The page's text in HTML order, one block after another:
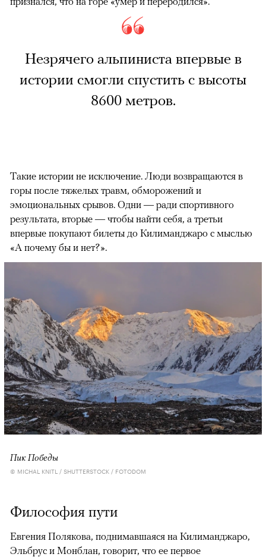
Незрячего альпиниста впервые в
истории смогли спустить с высоты
8600 метров.
Такие истории не исключение. Люди возвращаются в
горы после тяжелых травм, обморожений и
эмоциональных срывов. Одни — ради спортивного
результата, вторые — чтобы найти себя, а третьи
впервые покупают билеты до Килиманджаро с мыслью
«А почему бы и нет?».
Пик Победы
© MICHAL KNITL / SHUTTERSTOCK / FOTODOM
Философия пути
Евгения Полякова, поднимавшаяся на Килиманджаро,
Эльбрус и Монблан, говорит, что ее первое